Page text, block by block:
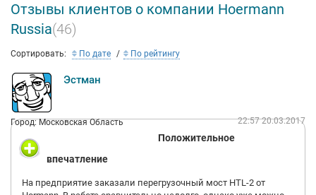
Отзывы клиентов о компании Hoermann
Russia(46)
Сортировать: По дате По рейтингу
Эстман
Город: Московская Область 22:57 20.03.2017
Положительное
впечатление
На предприятие заказали перегрузочный мост HTL-2 от